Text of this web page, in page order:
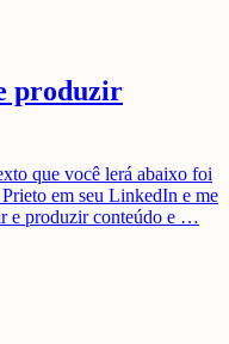
produzir
que você lerá abaixo foi
em seu LinkedIn e me
e produzir conteúdo e …